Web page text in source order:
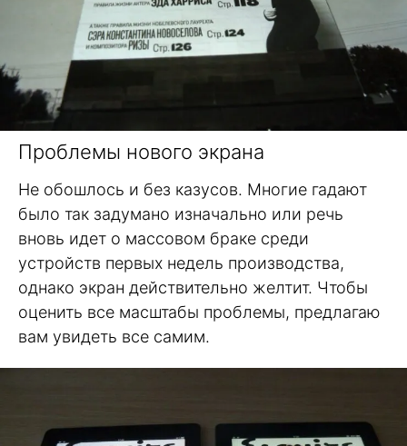
Проблемы нового экрана
Не обошлось и без казусов. Многие гадают
было так задумано изначально или речь
вновь идет о массовом браке среди
устройств первых недель производства,
однако экран действительно желтит. Чтобы
оценить все масштабы проблемы, предлагаю
вам увидеть все самим.